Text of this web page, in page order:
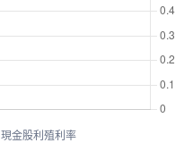
現金股利殖利率